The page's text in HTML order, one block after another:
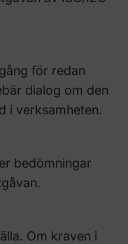
för redan
dialog om den
i verksamheten.
bedömningar
Om kraven i